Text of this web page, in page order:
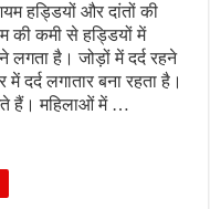
हड्डियों और दांतों की
की कमी से हड्डियों में
है। जोड़ों में दर्द रहने
दर्द लगातार बना रहता है।
हैं। महिलाओं में …